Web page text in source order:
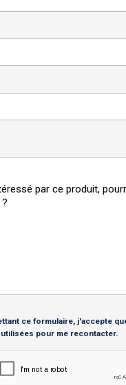
ce formulaire, j'accepte
pour me recontacter.